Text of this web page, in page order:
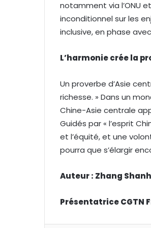
notamment via l’ONU
inconditionnel sur les
inclusive, en phase
L’harmonie crée la
Un proverbe d’Asie
richesse. » Dans un
Chine-Asie centrale
Guidés par « l’esprit
et l’équité, et une
pourra que s’élargir
Auteur : Zhang
Présentatrice CGTN